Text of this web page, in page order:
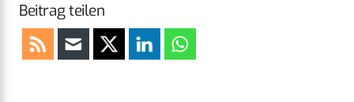
Beitrag teilen